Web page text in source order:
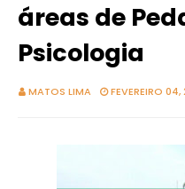
áreas de
Psicologia
MATOS LIMA FEVEREIRO 04,